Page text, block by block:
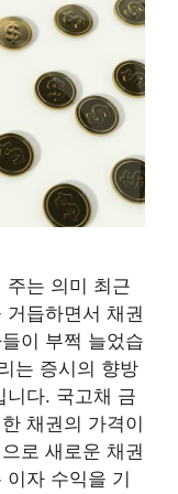
주는 의미 최근
듭하면서 채권
이 부쩍 늘었습
는 증시의 향방
니다. 국고채 금
채권의 가격이
로 새로운 채권
자 수익을 기